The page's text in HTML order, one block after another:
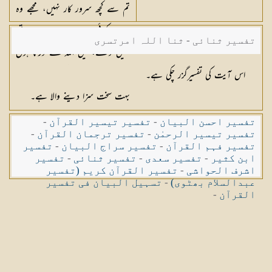
تم سے کچھ سرور کار نہیں، مجھے وہ
بات دکھائی دے رہی ہے جو تم
نہیں دیکھتے، میں اللہ سے ڈرتا ہوں
بہت سخت سزا دینے والا ہے۔
تفسیر ثنائی - ثنا اللہ امرتسری
اس آیت کی تفسیرگزر چکی ہے۔
تفسیر احسن البیان - تفسیر تیسیر القرآن -
تفسیر تیسیر الرحمٰن - تفسیر ترجمان القرآن -
تفسیر فہم القرآن - تفسیر سراج البیان - تفسیر
ابن کثیر - تفسیر سعدی - تفسیر ثنائی - تفسیر
اشرف الحواشی - تفسیر القرآن کریم (تفسیر
عبدالسلام بھٹوی)-تسہیل البیان فی تفسیر
القرآن -